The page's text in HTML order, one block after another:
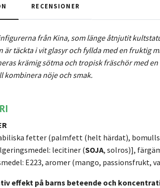
RECENSIONER
från Kina, som länge åtnjutit
är täckta i vit glasyr och fyllda med en fruktig
krämig sötma och tropisk fräschör med
kombinera nöje och smak.
fetter (palmfett (helt härdat),
lecitiner (SOJA, solros)],
E223, aromer (mango, passionsfrukt,
effekt på barns beteende och